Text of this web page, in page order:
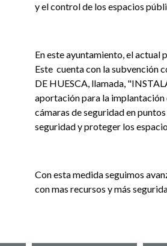
y el control de los espacios
En este ayuntamiento, el actual
Este cuenta con la subvención
DE HUESCA, llamada,
aportación para la
cámaras de seguridad en
seguridad y proteger los
Con esta medida seguimos
con mas recursos y más